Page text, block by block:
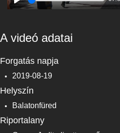
Play
A videó adatai
Forgatás napja
2019-08-19
Helyszín
Balatonfüred
Riportalany